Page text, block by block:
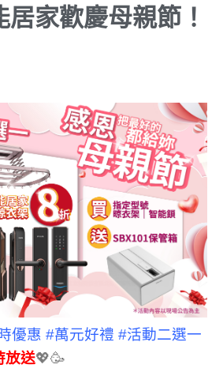
家歡慶母親節！
優惠 #萬元好禮 #活動二選一
放送💖🥳